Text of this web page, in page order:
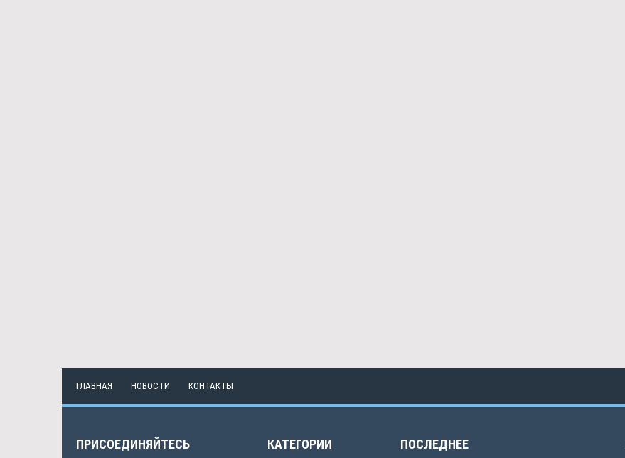
ГЛАВНАЯ НОВОСТИ КОНТАКТЫ
ПРИСОЕДИНЯЙТЕСЬ КАТЕГОРИИ ПОСЛЕДНЕЕ